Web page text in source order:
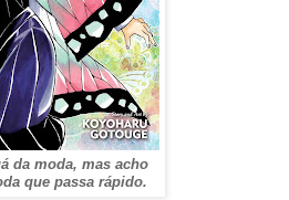
da moda, mas acho
que passa rápido.